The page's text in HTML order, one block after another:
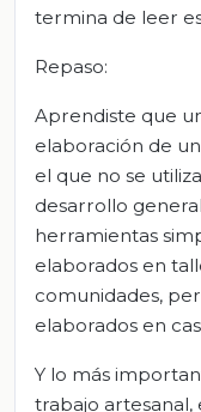
termina de leer
Repaso:
Aprendiste que
elaboración de
el que no se
desarrollo
herramientas
elaborados en
comunidades,
elaborados en
Y lo más
trabajo artesanal,